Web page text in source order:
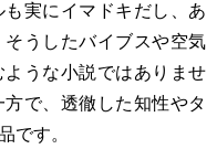
実にイマドキだし、あ
うしたバイブスや空気
うな小説ではありませ
で、透徹した知性やタ
です。